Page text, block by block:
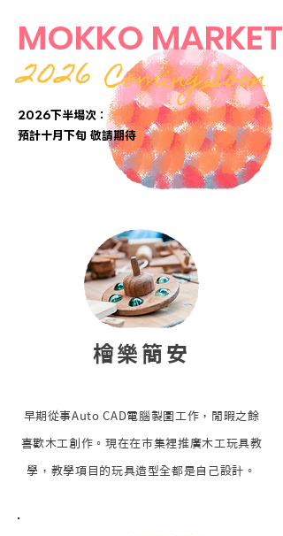
2026下半場次：
​預計十月下旬 敬請期待
MOKKO MARKET
2026Coming Soon
檜樂簡安
早期從事Auto CAD電腦製圖工作，閒暇之餘
喜歡木工創作。現在在市集裡推廣木工玩具教
學，教學項目的玩具造型全都是自己設計。